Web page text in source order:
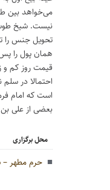
می‌خواهد بین
نیست. شیخ
تحویل جنس را
همان پول را
قیمت روز کم و
احتمالا در
است که امام
بعضی از علی
محل برگزاری
حرم مطهر –